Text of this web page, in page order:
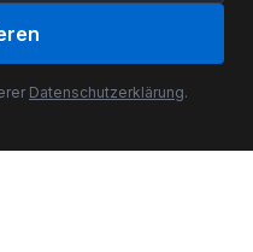
Datenschutzerklärung.